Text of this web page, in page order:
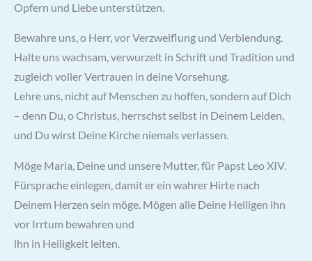
Opfern und Liebe unterstützen.
Bewahre uns, o Herr, vor Verzweiflung und Verblendung.
Halte uns wachsam, verwurzelt in Schrift und Tradition und
zugleich voller Vertrauen in deine Vorsehung.
Lehre uns, nicht auf Menschen zu hoffen, sondern auf Dich
– denn Du, o Christus, herrschst selbst in Deinem Leiden,
und Du wirst Deine Kirche niemals verlassen.
Möge Maria, Deine und unsere Mutter, für Papst Leo XIV.
Fürsprache einlegen, damit er ein wahrer Hirte nach
Deinem Herzen sein möge. Mögen alle Deine Heiligen ihn
vor Irrtum bewahren und
ihn in Heiligkeit leiten.